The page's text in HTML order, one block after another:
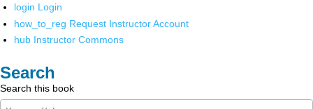
login Login
how_to_reg Request Instructor Account
hub Instructor Commons
Search
Search this book